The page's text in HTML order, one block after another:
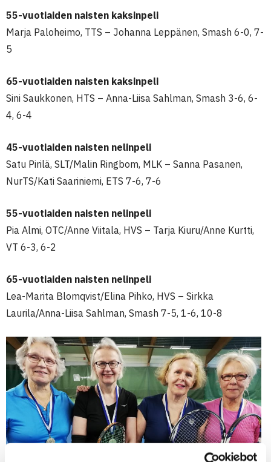
55-vuotiaiden naisten kaksinpeli
Marja Paloheimo, TTS – Johanna Leppänen, Smash 6-0, 7-
5
65-vuotiaiden naisten kaksinpeli
Sini Saukkonen, HTS – Anna-Liisa Sahlman, Smash 3-6, 6-
4, 6-4
45-vuotiaiden naisten nelinpeli
Satu Pirilä, SLT/Malin Ringbom, MLK – Sanna Pasanen,
NurTS/Kati Saariniemi, ETS 7-6, 7-6
55-vuotiaiden naisten nelinpeli
Pia Almi, OTC/Anne Viitala, HVS – Tarja Kiuru/Anne Kurtti,
VT 6-3, 6-2
65-vuotiaiden naisten nelinpeli
Lea-Marita Blomqvist/Elina Pihko, HVS – Sirkka
Laurila/Anna-Liisa Sahlman, Smash 7-5, 1-6, 10-8